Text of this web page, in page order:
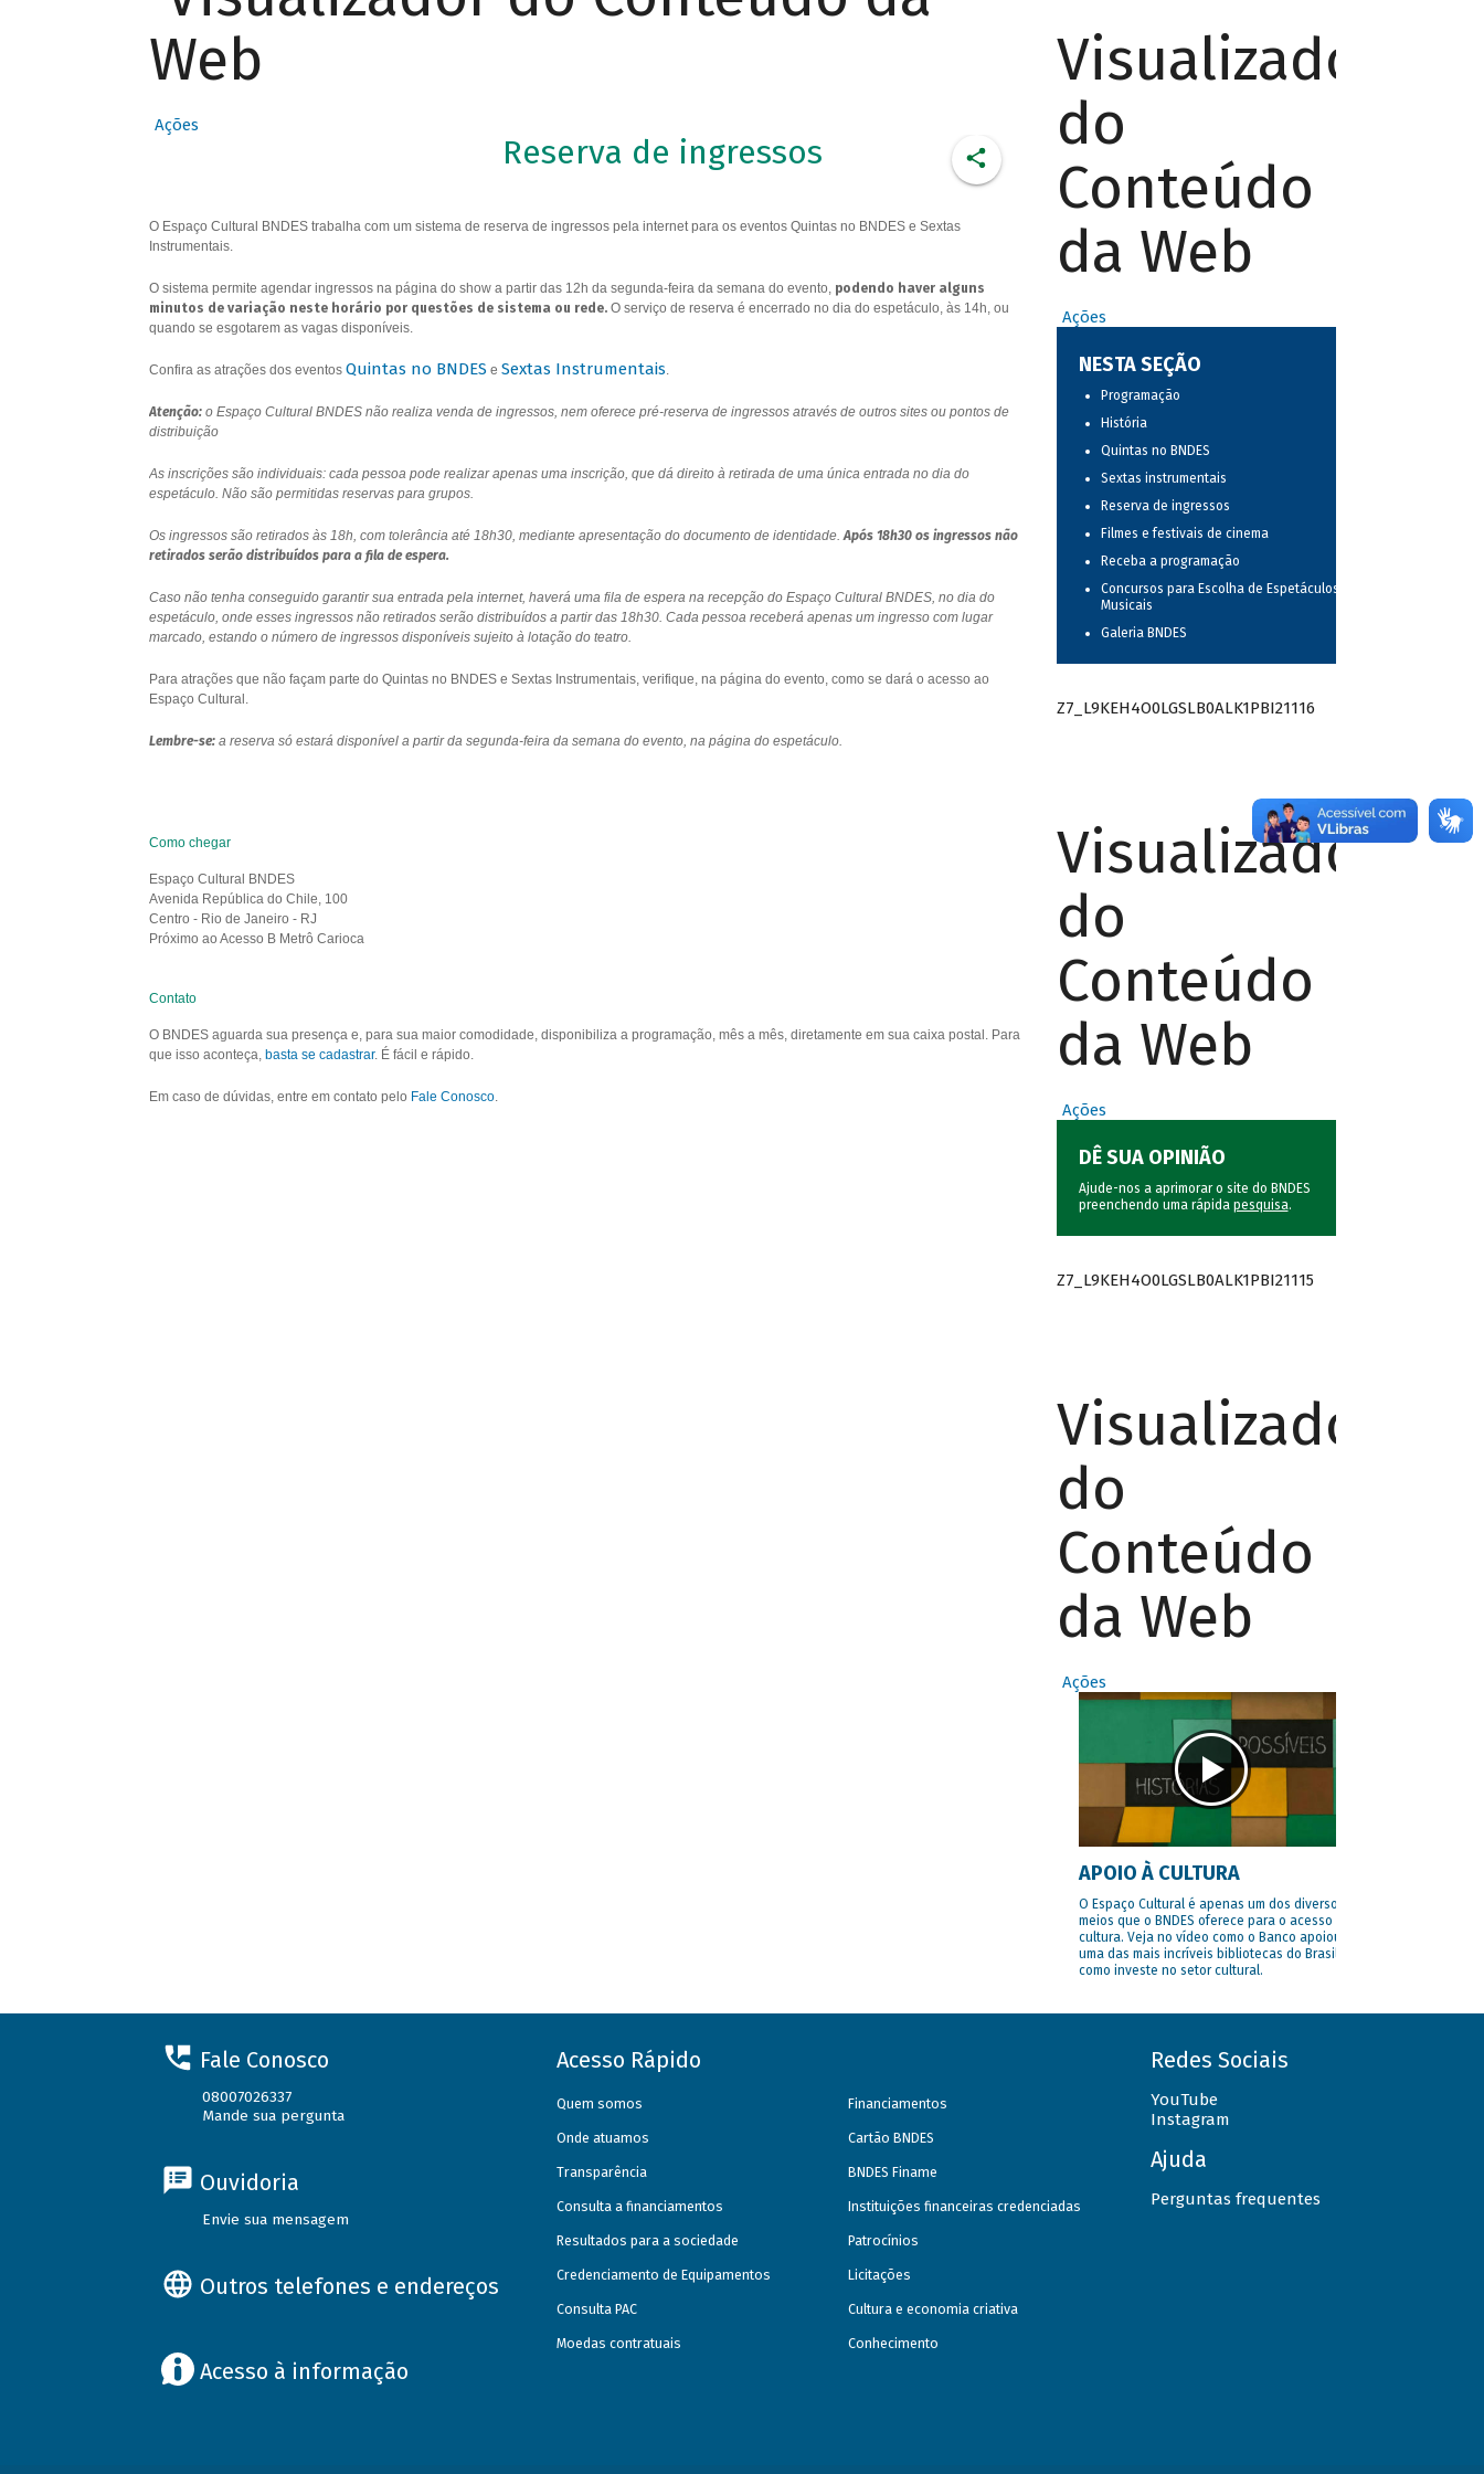
Web
Ações
Reserva de ingressos
O Espaço Cultural BNDES trabalha com um sistema de reserva de ingressos pela internet para os eventos Quintas no BNDES e Sextas
Instrumentais.
O sistema permite agendar ingressos na página do show a partir das 12h da segunda-feira da semana do evento, podendo haver alguns
minutos de variação neste horário por questões de sistema ou rede.O serviço de reserva é encerrado no dia do espetáculo, às 14h, ou
quando se esgotarem as vagas disponíveis.
Confira as atrações dos eventos Quintas no BNDES e Sextas Instrumentais.
Atenção:o Espaço Cultural BNDES não realiza venda de ingressos, nem oferece pré-reserva de ingressos através de outros sites ou pontos de
distribuição
As inscrições são individuais: cada pessoa pode realizar apenas uma inscrição, que dá direito à retirada de uma única entrada no dia do
espetáculo. Não são permitidas reservas para grupos.
Os ingressos são retirados às 18h, com tolerância até 18h30, mediante apresentação do documento de identidade.Após 18h30 os ingressos não
retirados serão distribuídos para a fila de espera.
Caso não tenha conseguido garantir sua entrada pela internet, haverá uma fila de espera na recepção do Espaço Cultural BNDES, no dia do
espetáculo, onde esses ingressos não retirados serão distribuídos a partir das 18h30. Cada pessoa receberá apenas um ingresso com lugar
marcado, estando o número de ingressos disponíveis sujeito à lotação do teatro.
Para atrações que não façam parte do Quintas no BNDES e Sextas Instrumentais, verifique, na página do evento, como se dará o acesso ao
Espaço Cultural.
Lembre-se:a reserva só estará disponível a partir da segunda-feira da semana do evento, na página do espetáculo.
Como chegar
Espaço Cultural BNDES
Avenida República do Chile, 100
Centro - Rio de Janeiro - RJ
Próximo ao Acesso B Metrô Carioca
Contato
O BNDES aguarda sua presença e, para sua maior comodidade, disponibiliza a programação, mês a mês, diretamente em sua caixa postal. Para
que isso aconteça, basta se cadastrar. É fácil e rápido.
Em caso de dúvidas, entre em contato pelo Fale Conosco.
Visualizador
do
Conteúdo
da Web
Ações
NESTA SEÇÃO
Programação
História
Quintas no BNDES
Sextas instrumentais
Reserva de ingressos
Filmes e festivais de cinema
Receba a programação
Concursos para Escolha de Espetáculos
Musicais
Galeria BNDES
Z7_L9KEH4O0LGSLB0ALK1PBI21116
Visualizador
do
Conteúdo
da Web
Ações
DÊ SUA OPINIÃO
Ajude-nos a aprimorar o site do BNDES
preenchendo uma rápida pesquisa.
Z7_L9KEH4O0LGSLB0ALK1PBI21115
Visualizador
do
Conteúdo
da Web
Ações
APOIO À CULTURA
O Espaço Cultural é apenas um dos diversos
meios que o BNDES oferece para o acesso à
cultura. Veja no vídeo como o Banco apoiou
uma das mais incríveis bibliotecas do Brasil e
como investe no setor cultural.
Fale Conosco
08007026337
Mande sua pergunta
Ouvidoria
Envie sua mensagem
Outros telefones e endereços
Acesso à informação
Acesso Rápido
Quem somos
Onde atuamos
Transparência
Consulta a financiamentos
Resultados para a sociedade
Credenciamento de Equipamentos
Consulta PAC
Moedas contratuais
Financiamentos
Cartão BNDES
BNDES Finame
Instituições financeiras credenciadas
Patrocínios
Licitações
Cultura e economia criativa
Conhecimento
Redes Sociais
YouTube
Instagram
Ajuda
Perguntas frequentes